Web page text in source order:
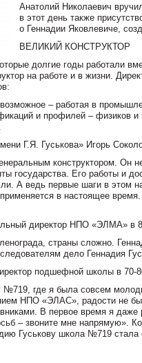
Анатолий Николаевич
в этот день также
о Геннадии Яковлевиче,
ВЕЛИКИЙ КОНСТРУКТОР
долгие годы работали
на работе и в жизни.
– работая в
и профилей – физиков
Г.Я. Гуськова» Игорь
конструктором. Он
государства. Его работы и
А ведь первые шаги в этом
в настоящее
директор НПО «ЭЛМА» в
страны сложно.
дело Геннадия
подшефной школы в 70-
где я была совсем
НПО «ЭЛАС», радости не
В первое время я
– звоните мне напрямую».
Гуськову школа №719